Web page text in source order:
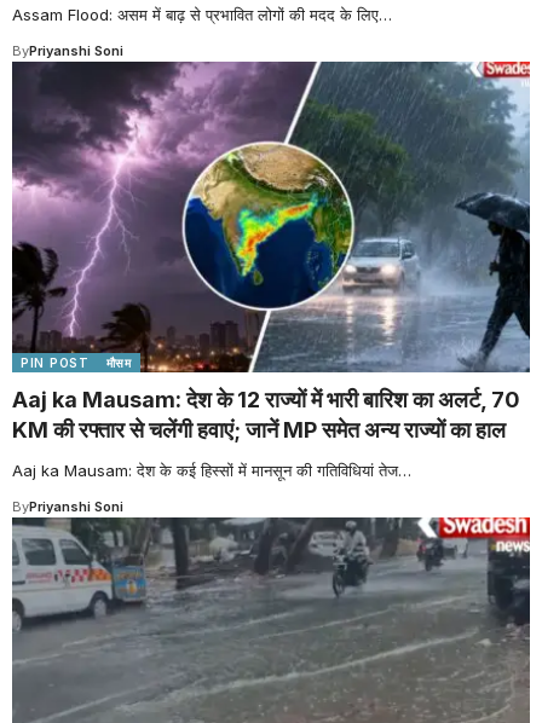
Assam Flood: असम में बाढ़ से प्रभावित लोगों की मदद के लिए…
ByPriyanshi Soni
PIN POST मौसम
Aaj ka Mausam: देश के 12 राज्यों में भारी बारिश का अलर्ट, 70
KM की रफ्तार से चलेंगी हवाएं; जानें MP समेत अन्य राज्यों का हाल
Aaj ka Mausam: देश के कई हिस्सों में मानसून की गतिविधियां तेज…
ByPriyanshi Soni